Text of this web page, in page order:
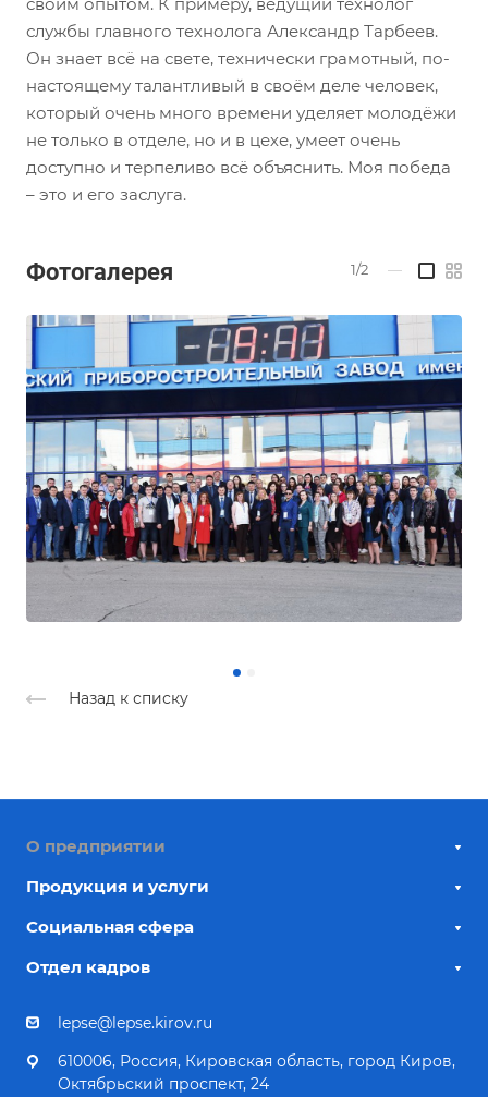
своим опытом. К примеру, ведущий технолог
службы главного технолога Александр Тарбеев.
Он знает всё на свете, технически грамотный, по-
настоящему талантливый в своём деле человек,
который очень много времени уделяет молодёжи
не только в отделе, но и в цехе, умеет очень
доступно и терпеливо всё объяснить. Моя победа
– это и его заслуга.
Фотогалерея 1/2 —
Назад к списку
О предприятии
Продукция и услуги
Социальная сфера
Отдел кадров
lepse@lepse.kirov.ru
610006, Россия, Кировская область, город Киров,
Октябрьский проспект, 24